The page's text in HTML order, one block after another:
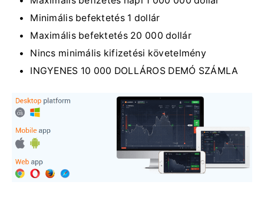
Minimális befektetés 1 dollár
Maximális befektetés 20 000 dollár
Nincs minimális kifizetési követelmény
INGYENES 10 000 DOLLÁROS DEMÓ SZÁMLA